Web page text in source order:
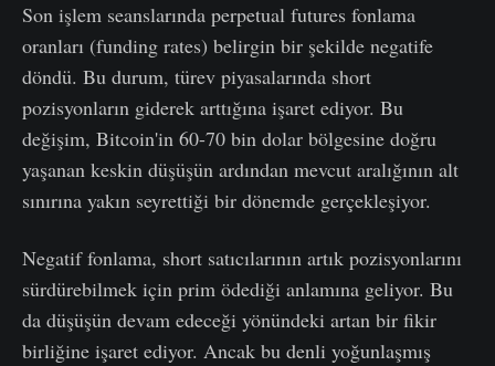
Son işlem seanslarında perpetual futures fonlama
oranları (funding rates) belirgin bir şekilde negatife
döndü. Bu durum, türev piyasalarında short
pozisyonların giderek arttığına işaret ediyor. Bu
değişim, Bitcoin'in 60-70 bin dolar bölgesine doğru
yaşanan keskin düşüşün ardından mevcut aralığının alt
sınırına yakın seyrettiği bir dönemde gerçekleşiyor.
Negatif fonlama, short satıcılarının artık pozisyonlarını
sürdürebilmek için prim ödediği anlamına geliyor. Bu
da düşüşün devam edeceği yönündeki artan bir fikir
birliğine işaret ediyor. Ancak bu denli yoğunlaşmış